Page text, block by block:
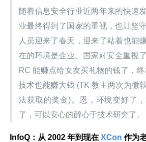
随着信息安全行业近两年来的快速
业最终得到了国家的重视，也让坚
人员迎来了春天，迎来了站着也能
在的环境是企业、国家对安全重视
RC 能赚点给女友买礼物的钱了，
技术也能赚大钱 (TK 教主两次为微
法获取的奖金)。恩，环境变好了
了，可以安心的醉心于技术研究了。
InfoQ：从 2002 年到现在 XCon 作为